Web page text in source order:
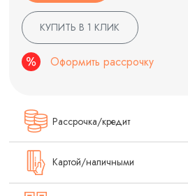
КУПИТЬ В 1 КЛИК
Оформить рассрочку
Рассрочка/кредит
Картой/наличными